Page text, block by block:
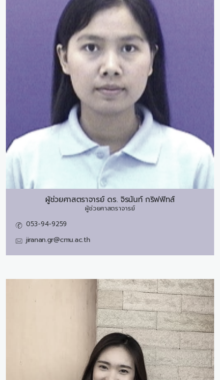
ผู้ช่วยศาสตราจารย์ ดร. จิรนันท์ กริฟฟิทส์
ผู้ช่วยศาสตราจารย์
053-94-9259
jiranan.gr@cmu.ac.th